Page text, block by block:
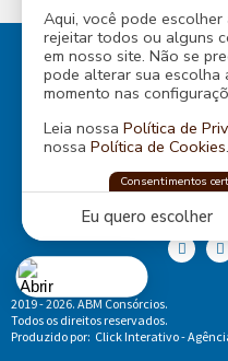
Rua
Ondina,
Tel.:...
2019 - 2026. ABM Consórcios.
Todos os direitos reservados.
Produzido por: Click Interativo-
Aqui, você pode escolher
rejeitar todos ou alguns
em nosso site. Não se
pode alterar sua escolha
momento nas
Leia nossa Política de
nossa Política de Cookies.
Consentimentos
ABM Consórcios
Eu quero escolher
Cookies